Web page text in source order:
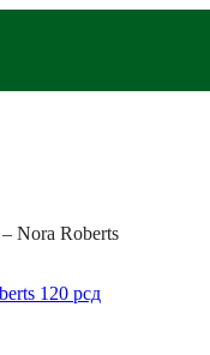
Nora Roberts
120 рсд